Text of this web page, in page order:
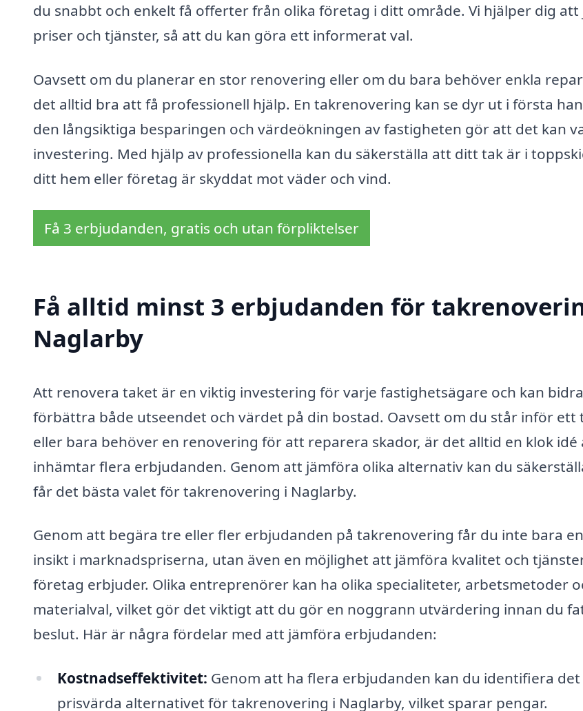
du snabbt och enkelt få offerter från olika företag i ditt område. Vi hjälper dig att
priser och tjänster, så att du kan göra ett informerat val.
Oavsett om du planerar en stor renovering eller om du bara behöver enkla
det alltid bra att få professionell hjälp. En takrenovering kan se dyr ut i första
den långsiktiga besparingen och värdeökningen av fastigheten gör att det kan
investering. Med hjälp av professionella kan du säkerställa att ditt tak är i
ditt hem eller företag är skyddat mot väder och vind.
Få 3 erbjudanden, gratis och utan förpliktelser
Få alltid minst 3 erbjudanden för
Naglarby
Att renovera taket är en viktig investering för varje fastighetsägare och kan
förbättra både utseendet och värdet på din bostad. Oavsett om du står inför ett
eller bara behöver en renovering för att reparera skador, är det alltid en klok idé
inhämtar flera erbjudanden. Genom att jämföra olika alternativ kan du
får det bästa valet för takrenovering i Naglarby.
Genom att begära tre eller fler erbjudanden på takrenovering får du inte bara
insikt i marknadspriserna, utan även en möjlighet att jämföra kvalitet och
företag erbjuder. Olika entreprenörer kan ha olika specialiteter, arbetsmetoder
materialval, vilket gör det viktigt att du gör en noggrann utvärdering innan du
beslut. Här är några fördelar med att jämföra erbjudanden:
Kostnadseffektivitet: Genom att ha flera erbjudanden kan du identifiera det
prisvärda alternativet för takrenovering i Naglarby, vilket sparar pengar.